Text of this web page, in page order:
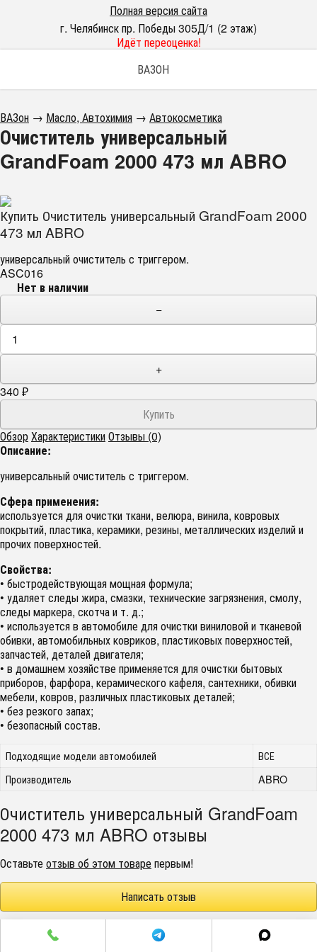
Полная версия сайта
г. Челябинск пр. Победы 305Д/1 (2 этаж)
Идёт переоценка!
ВАЗОН
ВАЗон → Масло, Автохимия → Автокосметика
Очиститель универсальный
GrandFoam 2000 473 мл ABRO
Купить Очиститель универсальный GrandFoam 2000
473 мл ABRO
универсальный очиститель с триггером.
ASC016
Нет в наличии
−
+
340 ₽
ОбзорХарактеристикиОтзывы (0)
Описание:
универсальный очиститель с триггером.
Сфера применения:
используется для очистки ткани, велюра, винила, ковровых
покрытий, пластика, керамики, резины, металлических изделий и
прочих поверхностей.
Свойства:
• быстродействующая мощная формула;
• удаляет следы жира, смазки, технические загрязнения, смолу,
следы маркера, скотча и т. д.;
• используется в автомобиле для очистки виниловой и тканевой
обивки, автомобильных ковриков, пластиковых поверхностей,
запчастей, деталей двигателя;
• в домашнем хозяйстве применяется для очистки бытовых
приборов, фарфора, керамического кафеля, сантехники, обивки
мебели, ковров, различных пластиковых деталей;
• без резкого запах;
• безопасный состав.
Подходящие модели автомобилей
ВСЕ
Производитель
ABRO
Очиститель универсальный GrandFoam
2000 473 мл ABRO отзывы
Оставьтеотзыв об этом товарепервым!
Написать отзыв
г. Челябинск пр. Победы 305Д/1 (2 этаж)